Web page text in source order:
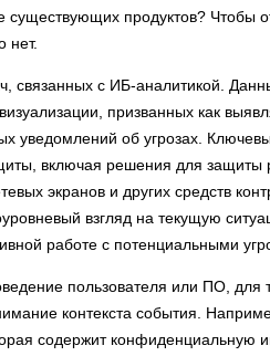
продуктов? Чтобы
нет.
связанных с ИБ-аналитикой.
призванных как
уведомлений об угрозах.
включая решения для
экранов и других средств
взгляд на текущую
работе с потенциальными
пользователя или ПО, для
контекста события.
содержит